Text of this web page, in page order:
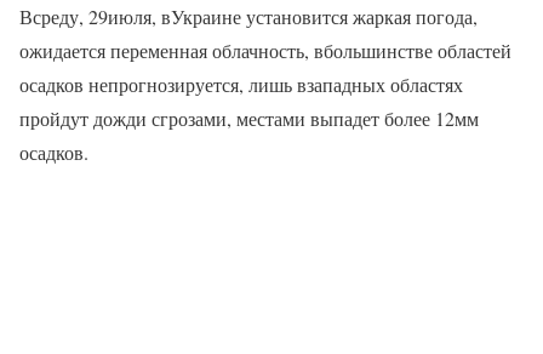
Всреду, 29июля, вУкраине установится жаркая погода,
ожидается переменная облачность, вбольшинстве областей
осадков непрогнозируется, лишь взападных областях
пройдут дожди сгрозами, местами выпадет более 12мм
осадков.